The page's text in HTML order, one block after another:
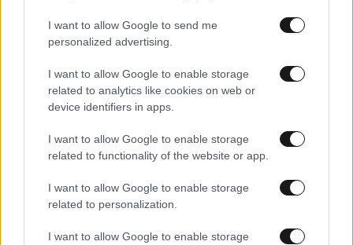
I want to allow Google to send me
personalized advertising.
I want to allow Google to enable storage
related to analytics like cookies on web or
device identifiers in apps.
I want to allow Google to enable storage
related to functionality of the website or app.
I want to allow Google to enable storage
related to personalization.
I want to allow Google to enable storage